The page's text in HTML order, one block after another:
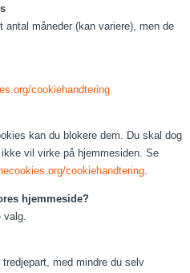
måneder (kan variere), men de
cookiehandtering
kan du blokere dem. Du skal dog
vil virke på hjemmesiden. Se
cookiehandtering.
hjemmeside?
valg.
med mindre du selv